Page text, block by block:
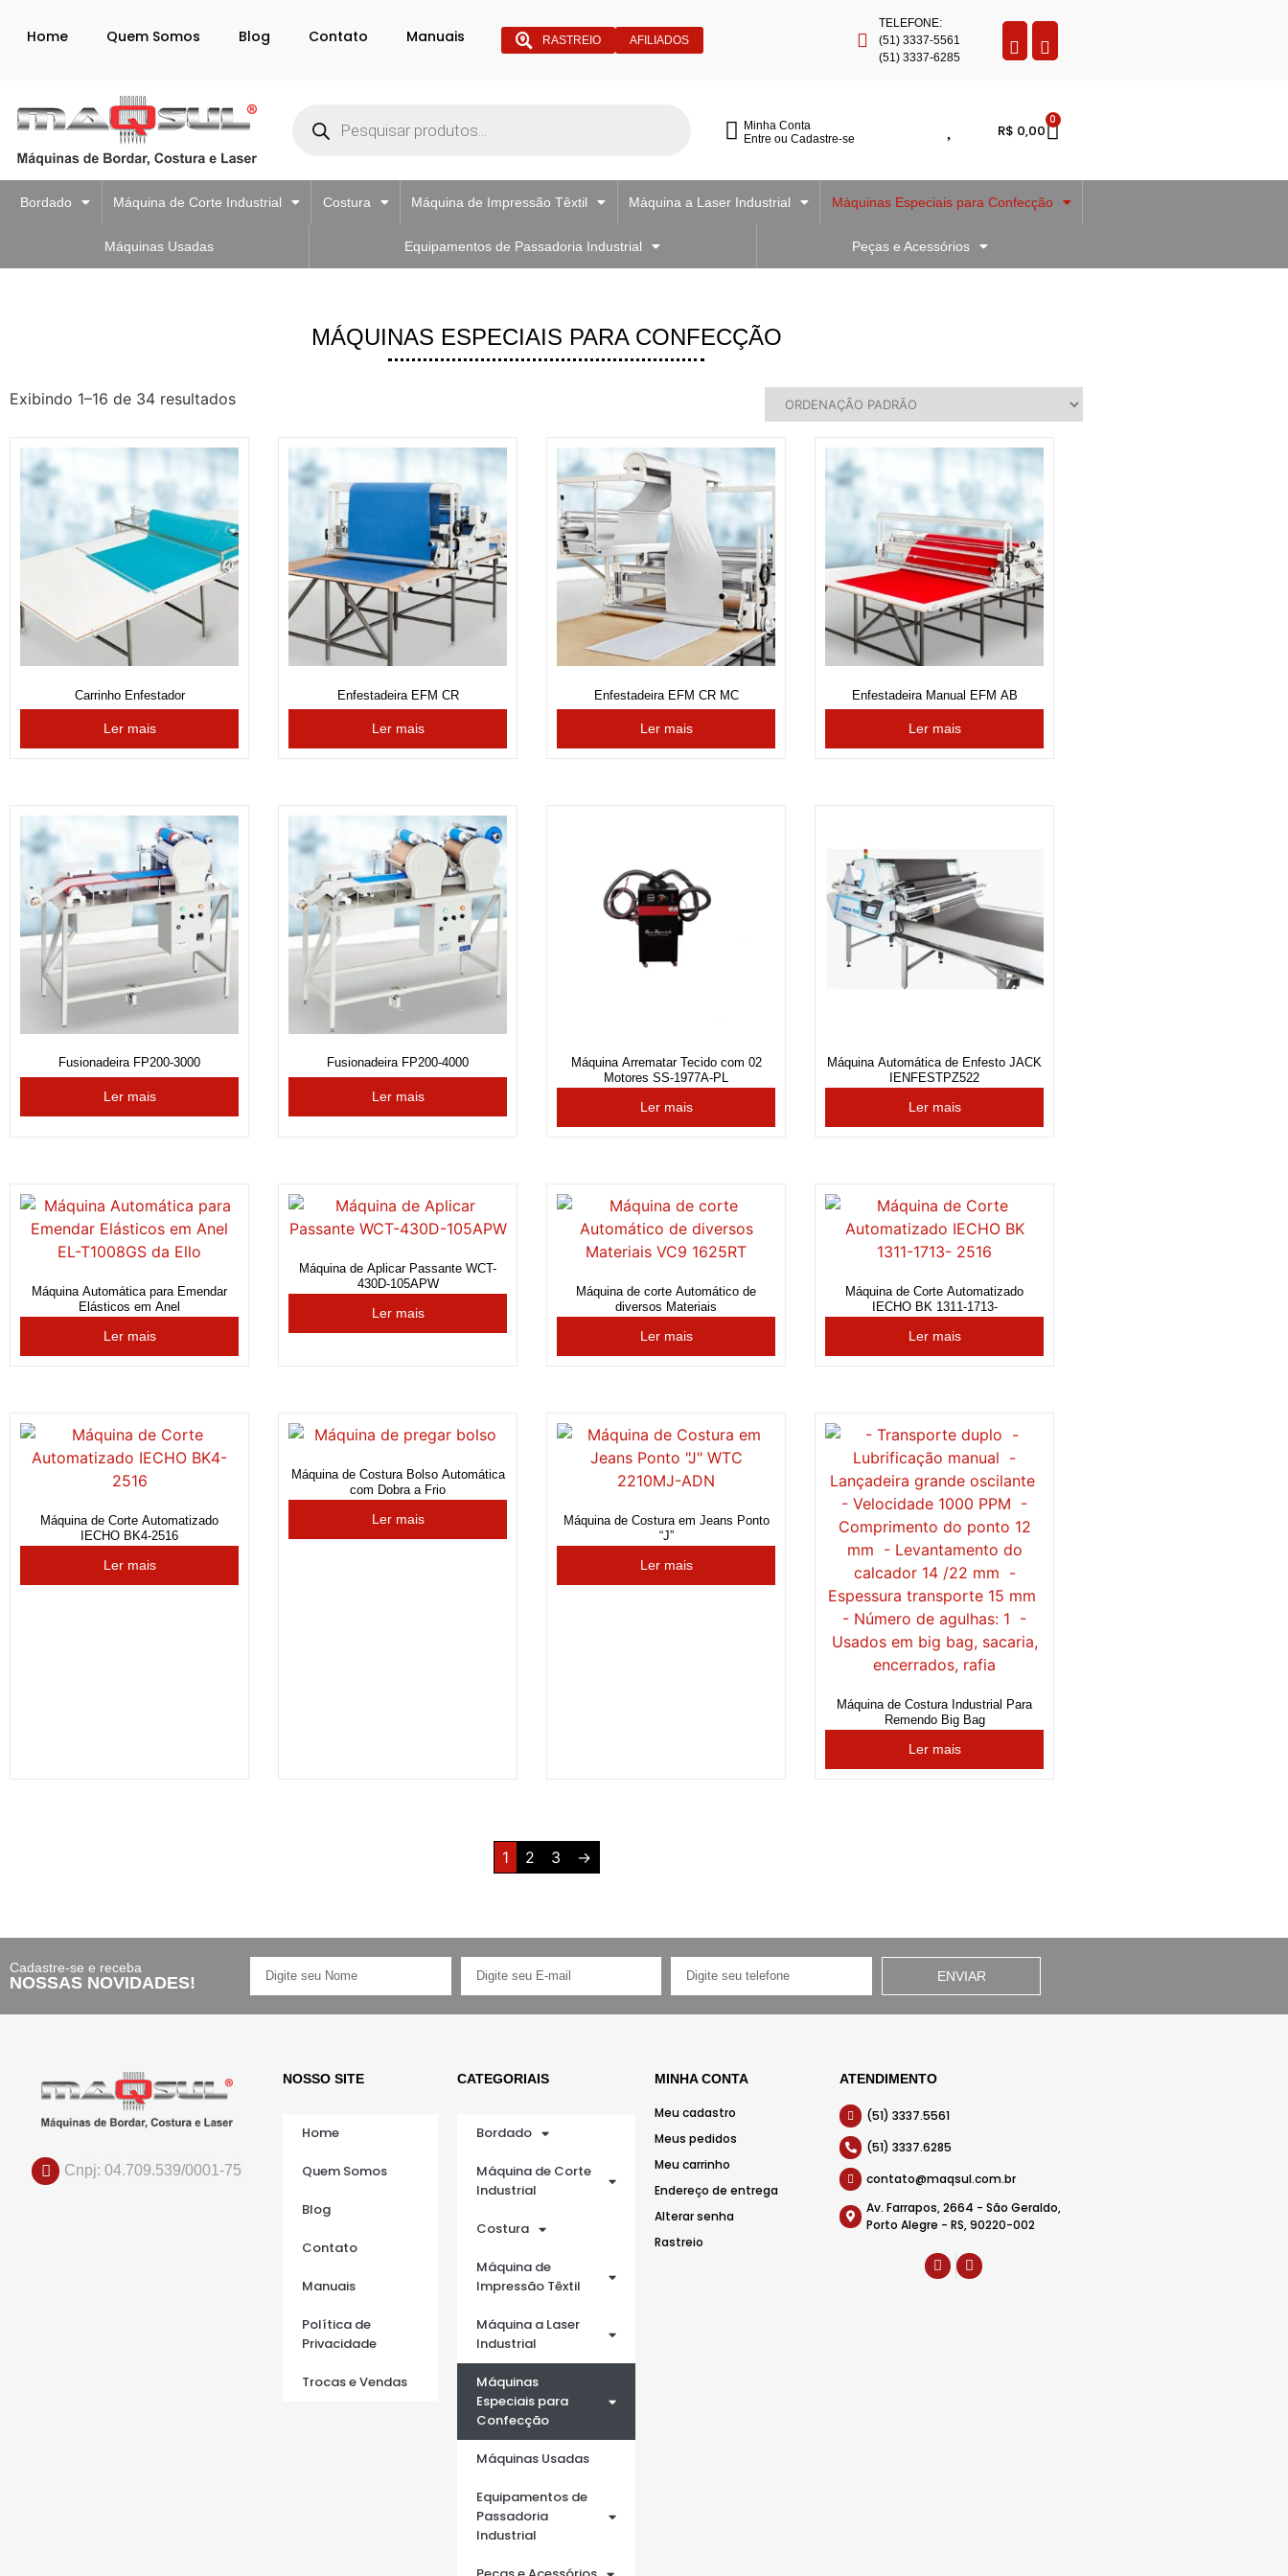
Home Quem Somos Blog Contato Manuais RASTREIO AFILIADOS
TELEFONE:
(51) 3337-5561
(51) 3337-6285
Minha Conta
Entre ou Cadastre-se
R$ 0,00
0
Bordado Máquina de Corte Industrial Costura Máquina de Impressão Têxtil Máquina a Laser Industrial Máquinas Especiais para Confecção
Máquinas Usadas Equipamentos de Passadoria Industrial Peças e Acessórios
MÁQUINAS ESPECIAIS PARA CONFECÇÃO
Exibindo 1–16 de 34 resultados
Carrinho Enfestador
Ler mais
Enfestadeira EFM CR
Ler mais
Enfestadeira EFM CR MC
Ler mais
Enfestadeira Manual EFM AB
Ler mais
Fusionadeira FP200-3000
Ler mais
Fusionadeira FP200-4000
Ler mais
Máquina Arrematar Tecido com 02
Motores SS-1977A-PL
Ler mais
Máquina Automática de Enfesto JACK
IENFESTPZ522
Ler mais
Máquina Automática para Emendar
Elásticos em Anel
Ler mais
Máquina de Aplicar Passante WCT-
430D-105APW
Ler mais
Máquina de corte Automático de
diversos Materiais
Ler mais
Máquina de Corte Automatizado
IECHO BK 1311-1713-
Ler mais
Máquina de Corte Automatizado
IECHO BK4-2516
Ler mais
Máquina de Costura Bolso Automática
com Dobra a Frio
Ler mais
Máquina de Costura em Jeans Ponto
“J”
Ler mais
Máquina de Costura Industrial Para
Remendo Big Bag
Ler mais
1 2 3 →
Cadastre-se e receba
NOSSAS NOVIDADES! ENVIAR
Cnpj: 04.709.539/0001-75
NOSSO SITE
Home
Quem Somos
Blog
Contato
Manuais
Política de
Privacidade
Trocas e Vendas
CATEGORIAIS
Bordado
Máquina de Corte
Industrial
Costura
Máquina de
Impressão Têxtil
Máquina a Laser
Industrial
Máquinas
Especiais para
Confecção
Máquinas Usadas
Equipamentos de
Passadoria
Industrial
MINHA CONTA
Meu cadastro
Meus pedidos
Meu carrinho
Endereço de entrega
Alterar senha
Rastreio
ATENDIMENTO
(51) 3337.5561
(51) 3337.6285
contato@maqsul.com.br
Av. Farrapos, 2664 - São Geraldo,
Porto Alegre - RS, 90220-002